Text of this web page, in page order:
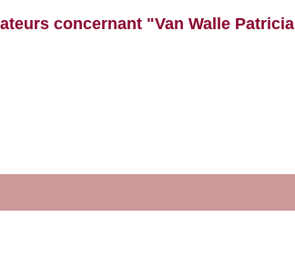
concernant "Van Walle